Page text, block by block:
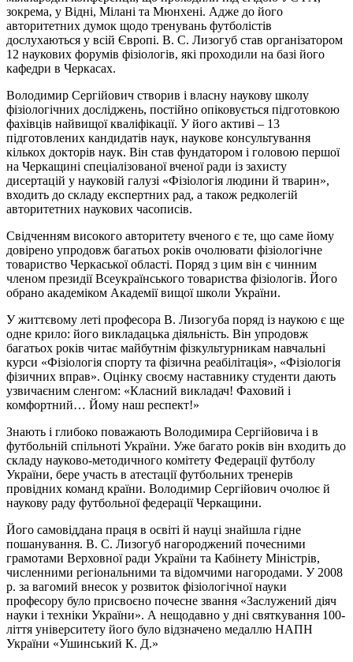
зокрема, у Відні, Мілані та Мюнхені. Адже до його
авторитетних думок щодо тренувань футболістів
дослухаються у всій Європі. В. С. Лизогуб став організатором
12 наукових форумів фізіологів, які проходили на базі його
кафедри в Черкасах.
Володимир Сергійович створив і власну наукову школу
фізіологічних досліджень, постійно опіковується підготовкою
фахівців найвищої кваліфікації. У його активі – 13
підготовлених кандидатів наук, наукове консультування
кількох докторів наук. Він став фундатором і головою першої
на Черкащині спеціалізованої вченої ради із захисту
дисертацій у науковій галузі «Фізіологія людини й тварин»,
входить до складу експертних рад, а також редколегій
авторитетних наукових часописів.
Свідченням високого авторитету вченого є те, що саме йому
довірено упродовж багатьох років очолювати фізіологічне
товариство Черкаської області. Поряд з цим він є чинним
членом президії Всеукраїнського товариства фізіологів. Його
обрано академіком Академії вищої школи України.
У життєвому леті професора В. Лизогуба поряд із наукою є ще
одне крило: його викладацька діяльність. Він упродовж
багатьох років читає майбутнім фізкультурникам навчальні
курси «Фізіологія спорту та фізична реабілітація», «Фізіологія
фізичних вправ». Оцінку своєму наставнику студенти дають
узвичаєним сленгом: «Класний викладач! Фаховий і
комфортний… Йому наш респект!»
Знають і глибоко поважають Володимира Сергійовича і в
футбольній спільноті України. Уже багато років він входить до
складу науково-методичного комітету Федерації футболу
України, бере участь в атестації футбольних тренерів
провідних команд країни. Володимир Сергійович очолює й
наукову раду футбольної федерації Черкащини.
Його самовіддана праця в освіті й науці знайшла гідне
пошанування. В. С. Лизогуб нагороджений почесними
грамотами Верховної ради України та Кабінету Міністрів,
численними регіональними та відомчими нагородами. У 2008
р. за вагомий внесок у розвиток фізіологічної науки
професору було присвоєно почесне звання «Заслужений діяч
науки і техніки України». А нещодавно у дні святкування 100-
ліття університету його було відзначено медаллю НАПН
України «Ушинський К. Д.»